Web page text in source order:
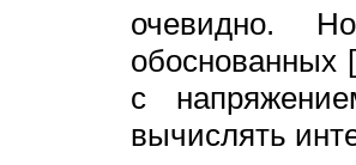
очевидно.
обоснованных
с
вычислять